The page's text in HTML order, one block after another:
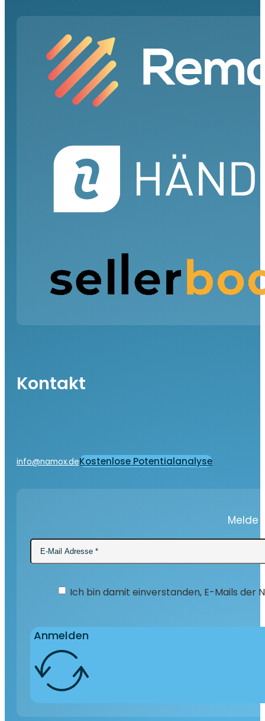
Kontakt
info@namox.deKostenlose Potentialanalyse
Melde
Ich bin damit einverstanden, E-Mails der
Anmelden